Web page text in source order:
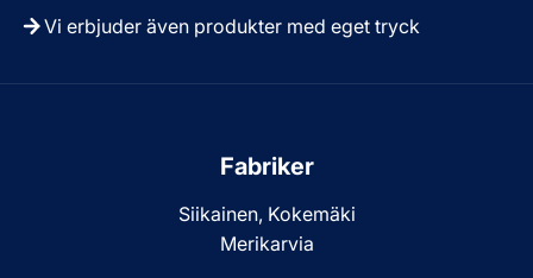
Vi erbjuder även produkter med eget tryck
Fabriker
Siikainen, Kokemäki
Merikarvia